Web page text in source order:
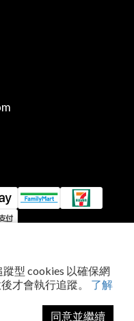
型 cookies 以確保網
才會執行追蹤。 了解
同意並繼續
式通知變更付款方式。